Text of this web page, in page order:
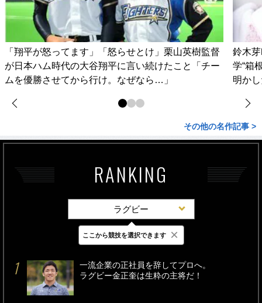
「翔平が怒ってます」「怒らせとけ」栗山英樹監督
が日本ハム時代の大谷翔平に言い続けたこと「チー
ムを優勝させてから行け。なぜなら…」
鈴木
学“箱
明か
その他の名作記事 >
RANKING
ラグビー
最新 24時間 週間
一流企業の正社員を辞してプロへ。
ラグビー金正奎は生粋の主将だ！
ここから競技を選択できます ×